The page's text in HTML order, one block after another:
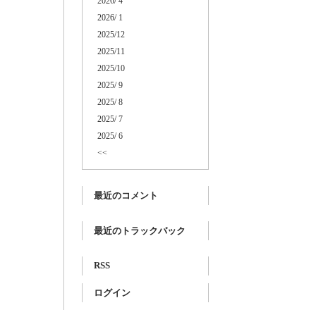
2026/ 1
2025/12
2025/11
2025/10
2025/ 9
2025/ 8
2025/ 7
2025/ 6
<<
最近のコメント
最近のトラックバック
RSS
ログイン